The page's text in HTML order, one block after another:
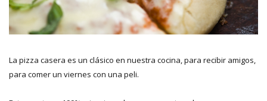
La pizza casera es un clásico en nuestra cocina, para recibir amigos,
para comer un viernes con una peli.